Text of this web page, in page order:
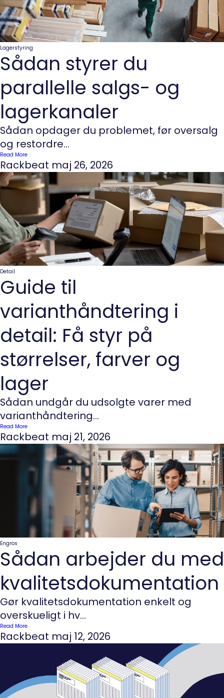
Lagerstyring
Sådan styrer du
parallelle salgs- og
lagerkanaler
Sådan opdager du problemet, før oversalg
og restordre...
Read More
Rackbeat maj 26, 2026
Detail
Guide til
varianthåndtering i
detail: Få styr på
størrelser, farver og
lager
Sådan undgår du udsolgte varer med
varianthåndtering...
Read More
Rackbeat maj 21, 2026
Engros
Sådan arbejder du med
kvalitetsdokumentation
Gør kvalitetsdokumentation enkelt og
overskueligt i hv...
Read More
Rackbeat maj 12, 2026